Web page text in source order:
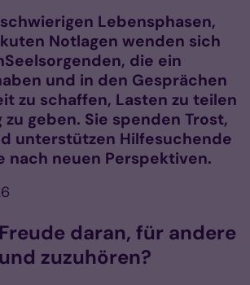
Lebensphasen,
Notlagen wenden sich
die ein
und in den Gesprächen
zu schaffen, Lasten zu teilen
geben. Sie spenden Trost,
unterstützen Hilfesuchende
nach neuen Perspektiven.
daran, für andere
zuzuhören?